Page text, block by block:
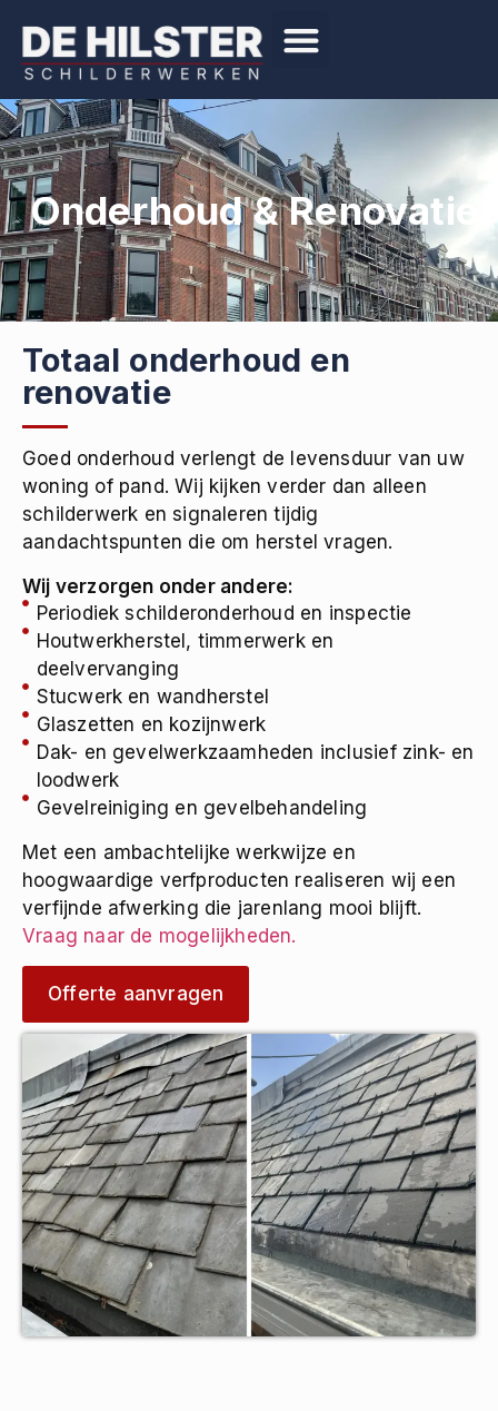
Onderhoud & Renovatie
Totaal onderhoud en
renovatie
Goed onderhoud verlengt de levensduur van uw
woning of pand. Wij kijken verder dan alleen
schilderwerk en signaleren tijdig
aandachtspunten die om herstel vragen.
Wij verzorgen onder andere:
Periodiek schilderonderhoud en inspectie
Houtwerkherstel, timmerwerk en
deelvervanging
Stucwerk en wandherstel
Glaszetten en kozijnwerk
Dak- en gevelwerkzaamheden inclusief zink- en
loodwerk
Gevelreiniging en gevelbehandeling
Met een ambachtelijke werkwijze en
hoogwaardige verfproducten realiseren wij een
verfijnde afwerking die jarenlang mooi blijft.
Vraag naar de mogelijkheden.
Offerte aanvragen